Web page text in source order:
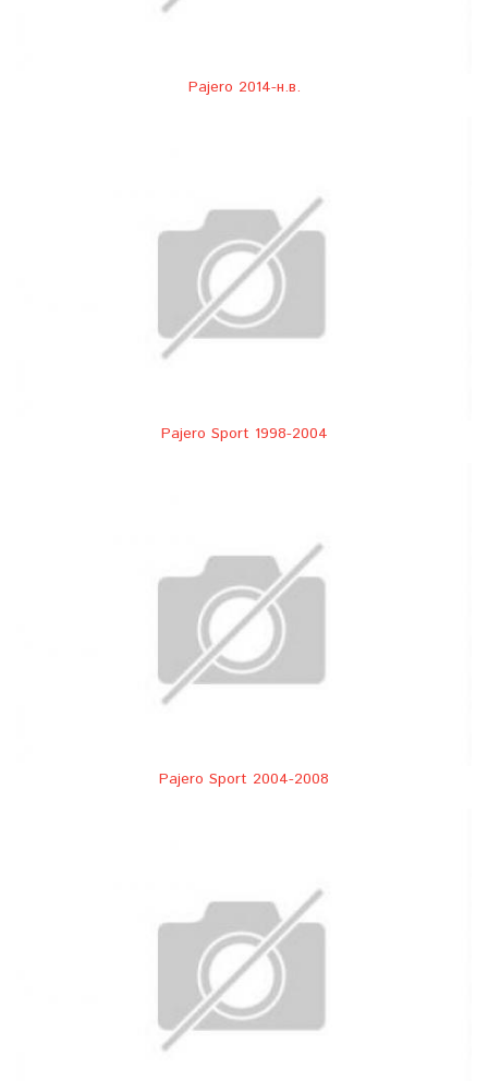
Pajero 2014-н.в.
Pajero Sport 1998-2004
Pajero Sport 2004-2008